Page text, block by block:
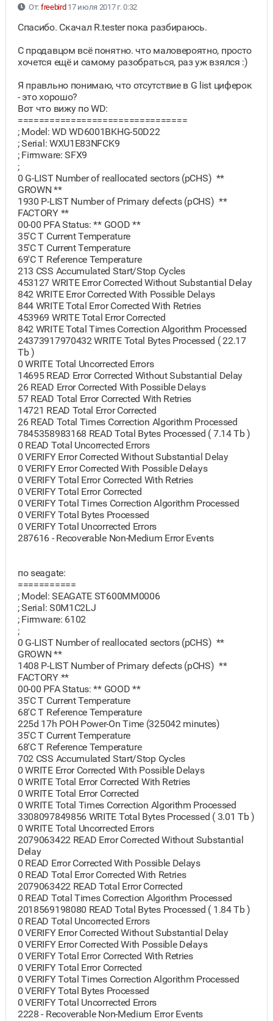
От: freebird 17 июля 2017 г. 0:32
Спасибо. Скачал R.tester пока разбираюсь.
С продавцом всё понятно. что маловероятно, просто
хочется ещё и самому разобраться, раз уж взялся :)
Я правльно понимаю, что отсутствие в G list циферок
- это хорошо?
Вот что вижу по WD:
================================
; Model: WD WD6001BKHG-50D22
; Serial: WXU1E83NFCK9
; Firmware: SFX9
;
0 G-LIST Number of reallocated sectors (pCHS) **
GROWN **
1930 P-LIST Number of Primary defects (pCHS) **
FACTORY **
00-00 PFA Status: ** GOOD **
35'C T Current Temperature
35'C T Current Temperature
69'C T Reference Temperature
213 CSS Accumulated Start/Stop Cycles
453127 WRITE Error Corrected Without Substantial Delay
842 WRITE Error Corrected With Possible Delays
844 WRITE Total Error Corrected With Retries
453969 WRITE Total Error Corrected
842 WRITE Total Times Correction Algorithm Processed
24373917970432 WRITE Total Bytes Processed ( 22.17
Tb )
0 WRITE Total Uncorrected Errors
14695 READ Error Corrected Without Substantial Delay
26 READ Error Corrected With Possible Delays
57 READ Total Error Corrected With Retries
14721 READ Total Error Corrected
26 READ Total Times Correction Algorithm Processed
7845358983168 READ Total Bytes Processed ( 7.14 Tb )
0 READ Total Uncorrected Errors
0 VERIFY Error Corrected Without Substantial Delay
0 VERIFY Error Corrected With Possible Delays
0 VERIFY Total Error Corrected With Retries
0 VERIFY Total Error Corrected
0 VERIFY Total Times Correction Algorithm Processed
0 VERIFY Total Bytes Processed
0 VERIFY Total Uncorrected Errors
287616 - Recoverable Non-Medium Error Events
по seagate:
===========
; Model: SEAGATE ST600MM0006
; Serial: S0M1C2LJ
; Firmware: 6102
;
0 G-LIST Number of reallocated sectors (pCHS) **
GROWN **
1408 P-LIST Number of Primary defects (pCHS) **
FACTORY **
00-00 PFA Status: ** GOOD **
35'C T Current Temperature
68'C T Reference Temperature
225d 17h POH Power-On Time (325042 minutes)
35'C T Current Temperature
68'C T Reference Temperature
702 CSS Accumulated Start/Stop Cycles
0 WRITE Error Corrected With Possible Delays
0 WRITE Total Error Corrected With Retries
0 WRITE Total Error Corrected
0 WRITE Total Times Correction Algorithm Processed
3308097849856 WRITE Total Bytes Processed ( 3.01 Tb )
0 WRITE Total Uncorrected Errors
2079063422 READ Error Corrected Without Substantial
Delay
0 READ Error Corrected With Possible Delays
0 READ Total Error Corrected With Retries
2079063422 READ Total Error Corrected
0 READ Total Times Correction Algorithm Processed
2018569198080 READ Total Bytes Processed ( 1.84 Tb )
0 READ Total Uncorrected Errors
0 VERIFY Error Corrected Without Substantial Delay
0 VERIFY Error Corrected With Possible Delays
0 VERIFY Total Error Corrected With Retries
0 VERIFY Total Error Corrected
0 VERIFY Total Times Correction Algorithm Processed
0 VERIFY Total Bytes Processed
0 VERIFY Total Uncorrected Errors
2228 - Recoverable Non-Medium Error Events